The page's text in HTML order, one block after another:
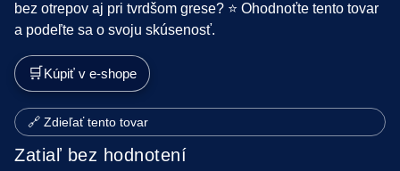
bez otrepov aj pri tvrdšom grese? ⭐ Ohodnoťte tento tovar
a podeľte sa o svoju skúsenosť.
🛒 Kúpiť v e-shope
🔗 Zdieľať tento tovar
Zatiaľ bez hodnotení